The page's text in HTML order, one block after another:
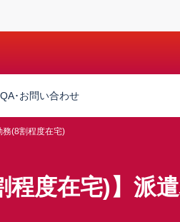
QA･お問い合わせ
務(8割程度在宅)
程度在宅)】派